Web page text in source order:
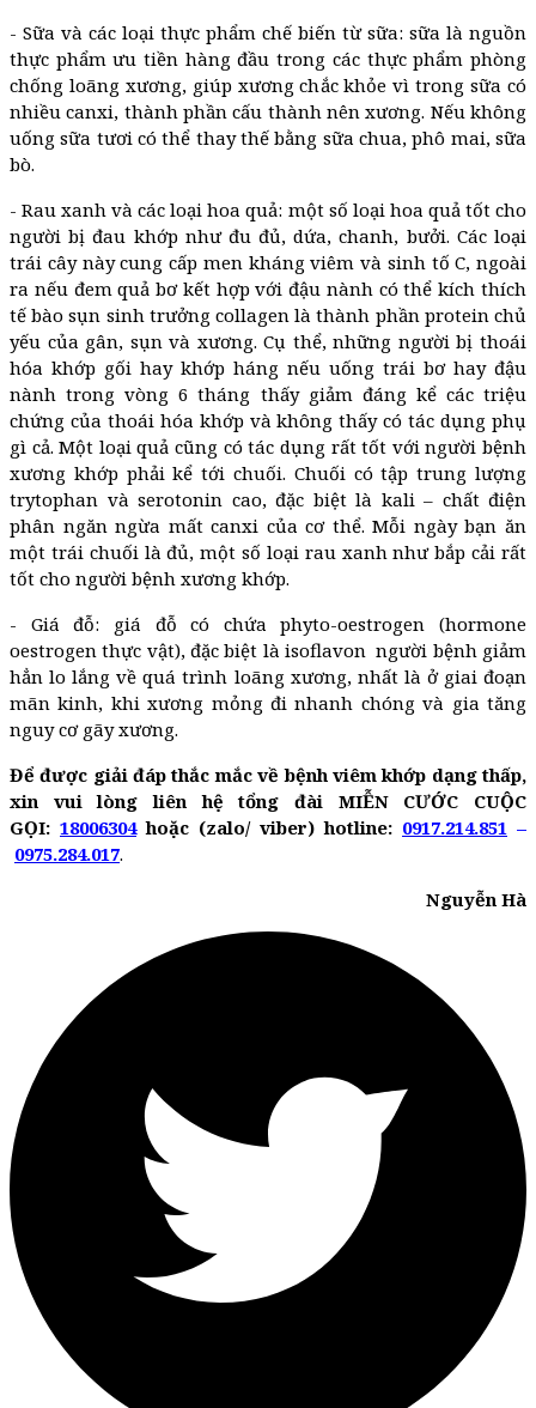
- Sữa và các loại thực phẩm chế biến từ sữa: sữa là nguồn
thực phẩm ưu tiền hàng đầu trong các thực phẩm phòng
chống loãng xương, giúp xương chắc khỏe vì trong sữa có
nhiều canxi, thành phần cấu thành nên xương. Nếu không
uống sữa tươi có thể thay thế bằng sữa chua, phô mai, sữa
bò.
- Rau xanh và các loại hoa quả: một số loại hoa quả tốt cho
người bị đau khớp như đu đủ, dứa, chanh, bưởi. Các loại
trái cây này cung cấp men kháng viêm và sinh tố C, ngoài
ra nếu đem quả bơ kết hợp với đậu nành có thể kích thích
tế bào sụn sinh trưởng collagen là thành phần protein chủ
yếu của gân, sụn và xương. Cụ thể, những người bị thoái
hóa khớp gối hay khớp háng nếu uống trái bơ hay đậu
nành trong vòng 6 tháng thấy giảm đáng kể các triệu
chứng của thoái hóa khớp và không thấy có tác dụng phụ
gì cả. Một loại quả cũng có tác dụng rất tốt với người bệnh
xương khớp phải kể tới chuối. Chuối có tập trung lượng
trytophan và serotonin cao, đặc biệt là kali – chất điện
phân ngăn ngừa mất canxi của cơ thể. Mỗi ngày bạn ăn
một trái chuối là đủ, một số loại rau xanh như bắp cải rất
tốt cho người bệnh xương khớp.
- Giá đỗ: giá đỗ có chứa phyto-oestrogen (hormone
oestrogen thực vật), đặc biệt là isoflavon người bệnh giảm
hẳn lo lắng về quá trình loãng xương, nhất là ở giai đoạn
mãn kinh, khi xương mỏng đi nhanh chóng và gia tăng
nguy cơ gãy xương.
Để được giải đáp thắc mắc về bệnh viêm khớp dạng thấp,
xin vui lòng liên hệ tổng đài MIỄN CƯỚC CUỘC
GỌI: 18006304hoặc (zalo/ viber) hotline: 0917.214.851 –
0975.284.017.
Nguyễn Hà